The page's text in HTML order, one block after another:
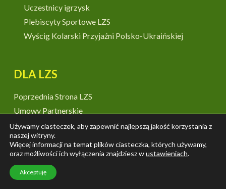
Uczestnicy igrzysk
Plebiscyty Sportowe LZS
Wyścig Kolarski Przyjaźni Polsko-Ukraińskiej
DLA LZS
Poprzednia Strona LZS
Umowy Partnerskie
Druki i logotypy do pobrania
Wydawnictwa
Książki
Banery
70 lat – plansze i wystawy
Używamy ciasteczek, aby zapewnić najlepszą jakość korzystania z
naszej witryny.
Więcej informacji na temat plików ciasteczka, których używamy,
oraz możliwości ich wyłączenia znajdziesz wustawieniach.
Akceptuję